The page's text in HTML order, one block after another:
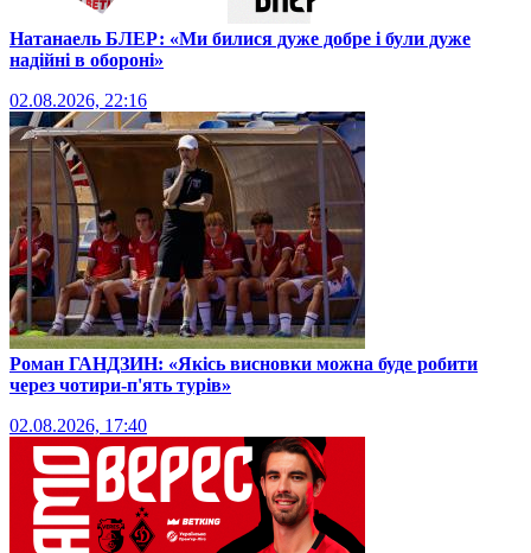
Натанаель БЛЕР: «Ми билися дуже добре і були дуже
надійні в обороні»
02.08.2026, 22:16
Роман ГАНДЗИН: «Якісь висновки можна буде робити
через чотири-п'ять турів»
02.08.2026, 17:40